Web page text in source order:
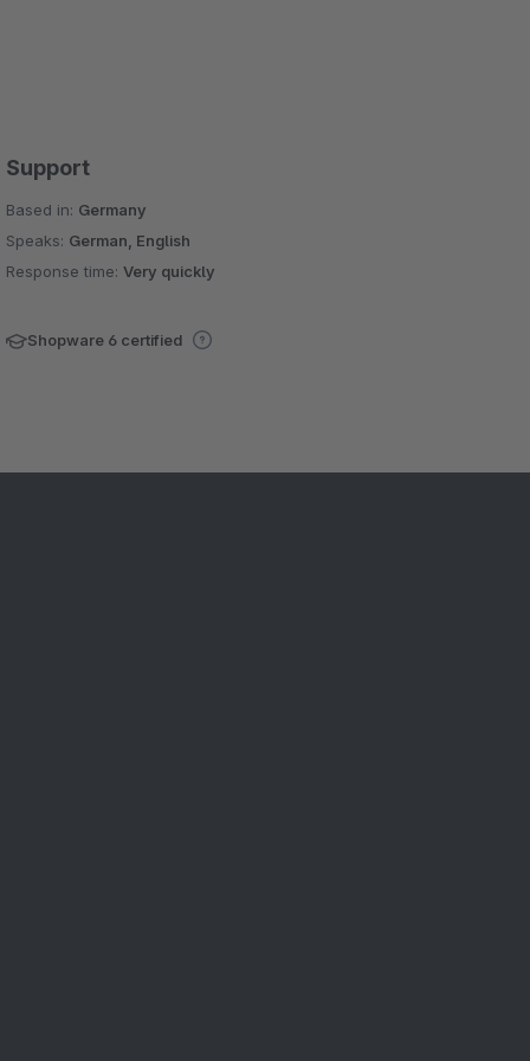
Support
Based in: Germany
Speaks: German, English
Response time:Very quickly
Shopware 6 certified